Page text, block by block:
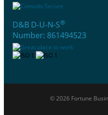
D&B D-U-N-S®
Number: 861494523
© 2026 Fortune